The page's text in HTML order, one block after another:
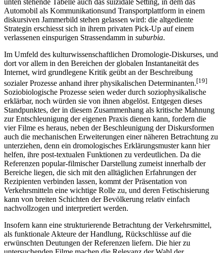
Automobil als Kommunikationsund Transportplattform in einem
diskursiven Jammerbild stehen gelassen wird: die altgediente
Strategin erschiesst sich in ihrem privaten Pick-Up auf einem
verlassenen einspurigen Strassendamm in suburbia.
Im Umfeld des kulturwissenschaftlichen Dromologie-Diskurses, und
dort vor allem in den Bereichen der globalen Instantaneität des
Internet, wird grundlegene Kritik geübt an der Beschreibung
sozialer Prozesse anhand ihrer physikalischen Determinanten.[19]
Soziobiologische Prozesse seien weder durch soziophysikalische
erklärbar, noch würden sie von ihnen abgelöst. Entgegen dieses
Standpunktes, der in diesem Zusammenhang als kritische Mahnung
zur Entschleunigung der eigenen Praxis dienen kann, fordern die
vier Filme es heraus, neben der Beschleunigung der Diskursformen
auch die mechanischen Erweiterungen einer näheren Betrachtung zu
unterziehen, denn ein dromologisches Erklärungsmuster kann hier
helfen, ihre post-textualen Funktionen zu verdeutlichen. Da die
Referenzen popular-filmischer Darstellung zumeist innerhalb der
Bereiche liegen, die sich mit den alltäglichen Erfahrungen der
Rezipienten verbinden lassen, kommt der Präsentation von
Verkehrsmitteln eine wichtige Rolle zu, und deren Fetischisierung
kann von breiten Schichten der Bevölkerung relativ einfach
nachvollzogen und interpretiert werden.
Insofern kann eine strukturierende Betrachtung der Verkehrsmittel,
als funktionale Akteure der Handlung, Rückschlüsse auf die
erwünschten Deutungen der Referenzen liefern. Die hier zu